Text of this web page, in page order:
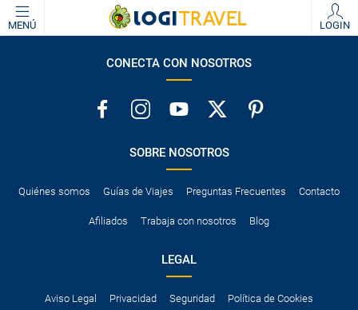
MENÚ LOGIN
CONECTA CON NOSOTROS
SOBRE NOSOTROS
Quiénes somos Guías de Viajes Preguntas Frecuentes Contacto
Afiliados Trabaja con nosotros Blog
LEGAL
Aviso Legal Privacidad Seguridad Política de Cookies